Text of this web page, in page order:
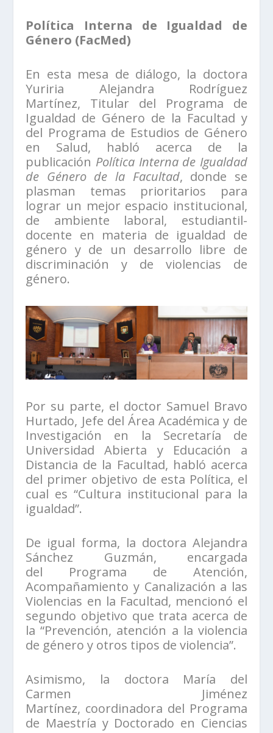
Política Interna de Igualdad de
Género (FacMed)
En esta mesa de diálogo, la doctora
Yuriria Alejandra Rodríguez
Martínez, Titular del Programa de
Igualdad de Género de la Facultad y
del Programa de Estudios de Género
en Salud, habló acerca de la
publicación Política Interna de Igualdad
de Género de la Facultad, donde se
plasman temas prioritarios para
lograr un mejor espacio institucional,
de ambiente laboral, estudiantil-
docente en materia de igualdad de
género y de un desarrollo libre de
discriminación y de violencias de
género.
Por su parte, el doctor Samuel Bravo
Hurtado, Jefe del Área Académica y de
Investigación en la Secretaría de
Universidad Abierta y Educación a
Distancia de la Facultad, habló acerca
del primer objetivo de esta Política, el
cual es “Cultura institucional para la
igualdad”.
De igual forma, la doctora Alejandra
Sánchez Guzmán, encargada
del Programa de Atención,
Acompañamiento y Canalización a las
Violencias en la Facultad, mencionó el
segundo objetivo que trata acerca de
la “Prevención, atención a la violencia
de género y otros tipos de violencia”.
Asimismo, la doctora María del
Carmen Jiménez
Martínez, coordinadora del Programa
de Maestría y Doctorado en Ciencias